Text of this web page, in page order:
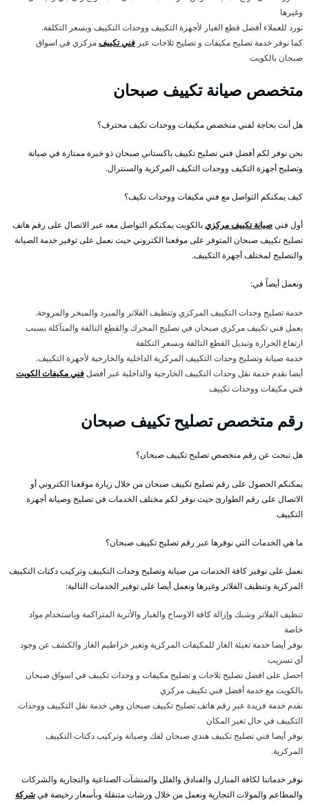
وغيرها
نورد للعملاء أفضل قطع الغيار لأجهزة التكييف ووحدات التكييف وبسعر التكلفة.
كما نوفر خدمة تصليح مكيفات و تصليح ثلاجات عبر فني تكييفمركزي في اسواق
صبحان بالكويت
متخصص صيانة تكييف صبحان
هل أنت بحاجة لفني متخصص مكيفات ووحدات تكيف محترف؟
نحن نوفر لكم أفضل فني تصليح تكييف باكستاني صبحان ذو خبرة ممتازة في صيانة
وتصليح أجهزة التكيف ووحدات التكيف المركزية والسنترال.
كيف يمكنكم التواصل مع فني مكيفات ووحدات تكيف؟
أول فنيصيانة تكييف مركزيبالكويت يمكنكم التواصل معه عبر الاتصال على رقم هاتف
تصليح تكييف صبحان المتوفر على موقعنا الكتروني حيث نعمل على توفير خدمة الصيانة
والتصليح لمختلف أجهزة التكييف.
ونعمل أيضاً في:
خدمة تصليح وحدات التكييف المركزي وتنظيف الفلاتر والمبرد والمبخر والمروحة.
يعمل فني تكييف مركزي صبحان في تصليح المحرك والقطع التالفة والمتآكلة بسبب
ارتفاع الحرارة وتبديل القطع التالفة وبسعر التكلفة
خدمة صيانة وتصليح وحدات التكييف المركزية الداخلية والخارجية لأجهزة التكييف.
أيضا نقدم خدمة نقل وحدات التكييف الخارجية والداخلية عبر أفضلفني مكيفات الكويت
فني مكيفات ووحدات تكييف
رقم متخصص تصليح تكييف صبحان
هل تبحث عن رقم متخصص تصليح تكييف صبحان؟
يمكنكم الحصول على رقم تصليح تكييف صبحان من خلال زيارة موقعنا الكتروني أو
الاتصال على رقم الطوارئ حيث نوفر لكم مختلف الخدمات في تصليح وصيانة أجهزة
التكييف
ما هي الخدمات التي نوفرها عبر رقم تصليح تكييف صبحان؟
نعمل على توفير كافة الخدمات من صيانة وتصليح وحدات التكييف وتركيب دكتات التكييف
المركزية وتنظيف الفلاتر وغيرها ونعمل أيضا على توفير الخدمات التالية:
تنظيف الفلاتر وشبك وإزالة كافة الاوساخ والغبار والأتربة المتراكمة وباستخدام مواد
خاصة
نوفر أيضا خدمة تعبئة الغاز للمكيفات المركزية وتغير خراطيم الغاز والكشف عن وجود
أي تسريب
احصل على افضل تصليح ثلاجات و تصليح مكيفات و وحدات تكييف في اسواق صبحان
بالكويت مع خدمة أفضل فني تكييف مركزي
نقدم خدمة فريدة عبر رقم هاتف تصليح تكييف صبحان وهي خدمة نقل التكييف ووحدات
التكييف في حال تغير المكان
نوفر أيضا فني تصليح تكييف هندي صبحان لفك وصيانة وتركيب دكتات التكييف
المركزية.
نوفر خدماتنا لكافة المنازل والفنادق والفلل والمنشآت الصناعية والتجارية والشركات
والمطاعم والمولات التجارية ونعمل من خلال ورشات متنقلة وبأسعار رخيصة فيشركة